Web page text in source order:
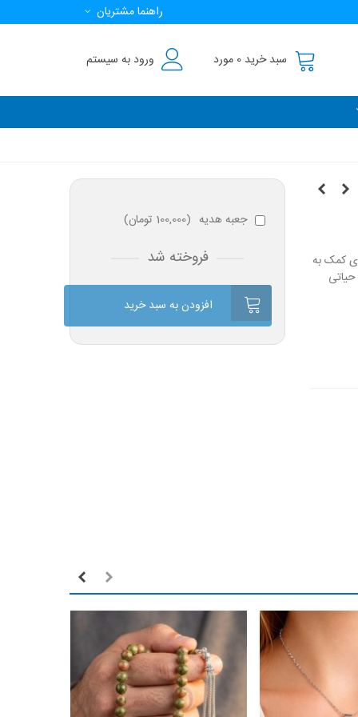
راهنما مشتریان
سبد خرید 0 مورد ورود به سیستم
کمک به
جعبه هدیه (100,000 تومان )
فروخته شد
افزودن به سبد خرید